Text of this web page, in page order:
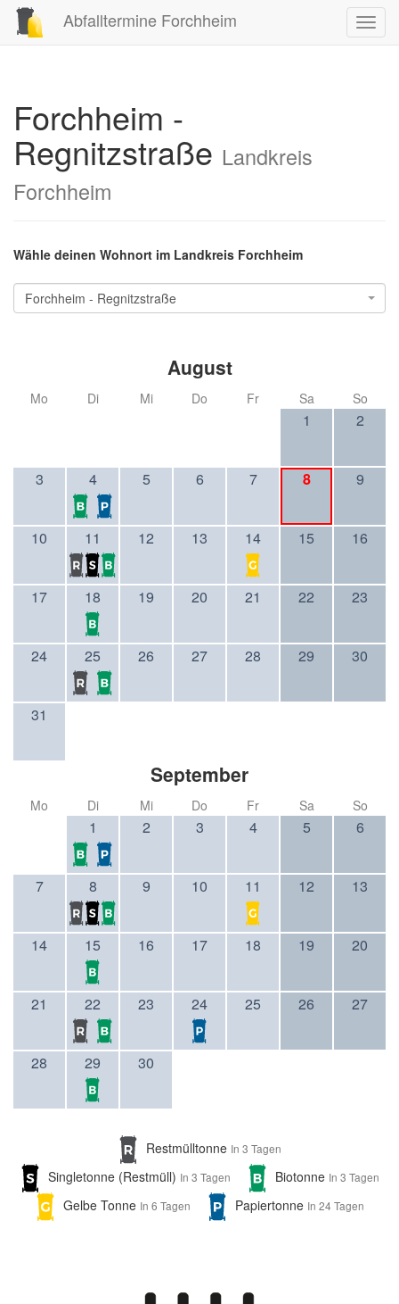
Abfalltermine Forchheim
Forchheim -
Regnitzstraße Landkreis
Forchheim
Wähle deinen Wohnort im Landkreis Forchheim
Forchheim - Regnitzstraße
August
Mo Di Mi Do Fr Sa So
1 2
3 4 5 6 7 8 9
10 11 12 13 14 15 16
17 18 19 20 21 22 23
24 25 26 27 28 29 30
31
September
Mo Di Mi Do Fr Sa So
1 2 3 4 5 6
7 8 9 10 11 12 13
14 15 16 17 18 19 20
21 22 23 24 25 26 27
28 29 30
Restmülltonne In 3 Tagen
Singletonne (Restmüll) In 3 Tagen Biotonne In 3 Tagen
Gelbe Tonne In 6 Tagen Papiertonne In 24 Tagen